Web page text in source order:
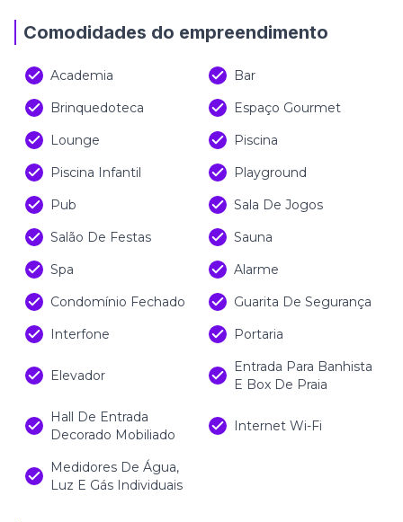
Comodidades do empreendimento
Academia
Bar
Brinquedoteca
Espaço Gourmet
Lounge
Piscina
Piscina Infantil
Playground
Pub
Sala De Jogos
Salão De Festas
Sauna
Spa
Alarme
Condomínio Fechado
Guarita De Segurança
Interfone
Portaria
Elevador
Entrada Para Banhista
E Box De Praia
Hall De Entrada
Decorado Mobiliado
Internet Wi-Fi
Medidores De Água,
Luz E Gás Individuais